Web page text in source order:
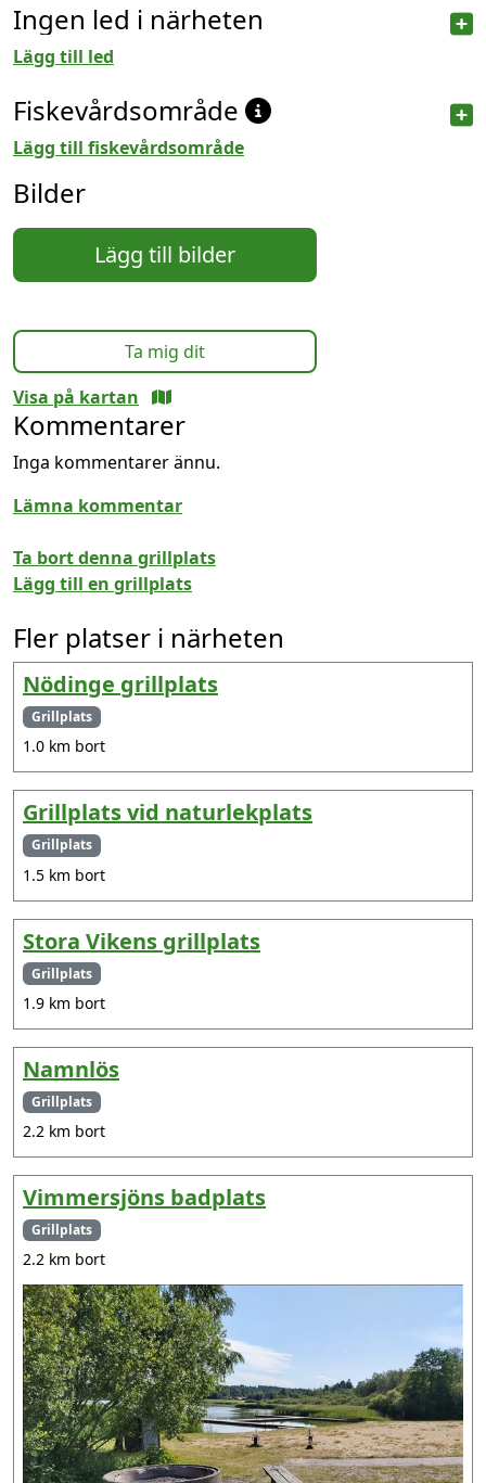
Ingen led i närheten
Lägg till led
Fiskevårdsområde
Lägg till fiskevårdsområde
Bilder
Lägg till bilder
Ta mig dit
Visa på kartan
Kommentarer
Inga kommentarer ännu.
Lämna kommentar
Ta bort denna grillplats
Lägg till en grillplats
Fler platser i närheten
Nödinge grillplats
Grillplats
1.0 km bort
Grillplats vid naturlekplats
Grillplats
1.5 km bort
Stora Vikens grillplats
Grillplats
1.9 km bort
Namnlös
Grillplats
2.2 km bort
Vimmersjöns badplats
Grillplats
2.2 km bort